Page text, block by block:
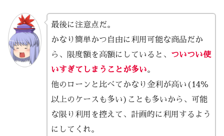
最後に注意点だ。
かなり簡単かつ自由に利用可能な商品だか
ら、限度額を高額にしていると、 ついつい使
いすぎてしまうことが多い。
他のローンと比べてかなり金利が高い(14％
以上のケースも多い)ことも多いから、可能
な限り利用を控えて、計画的に利用するよう
にしてくれ。